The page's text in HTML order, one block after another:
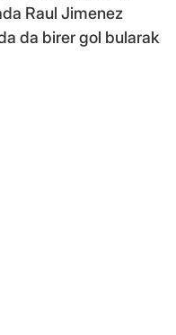
Raul Jimenez
da birer gol bularak